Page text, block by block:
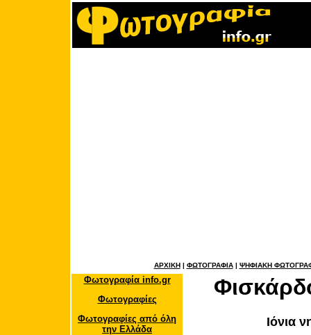
ΑΡΧΙΚΗ| ΦΩΤΟΓΡΑΦΙΑ| ΨΗΦΙΑΚΗ
Φωτογραφία info.gr
Φωτογραφίες
Φωτογραφίες από όλη
την Ελλάδα
Ιόνια